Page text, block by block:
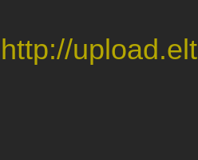
http://